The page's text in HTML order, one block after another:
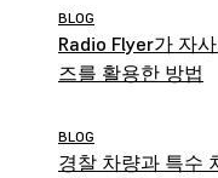
BLOG
Radio Flyer가 자
즈를 활용한 방법
BLOG
경찰 차량과 특수